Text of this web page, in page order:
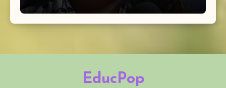
EducPop